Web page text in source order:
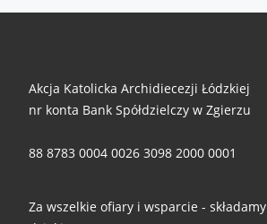
Akcja Katolicka Archidiecezji Łódzkiej
nr konta Bank Spółdzielczy w Zgierzu
88 8783 0004 0026 3098 2000 0001
Za wszelkie ofiary i wsparcie -